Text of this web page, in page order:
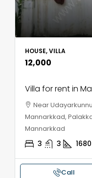
HOUSE, VILLA
₹12,000
Villa for rent in
Near
Mannarkkad,
Mannarkkad
3 3 1680
Call